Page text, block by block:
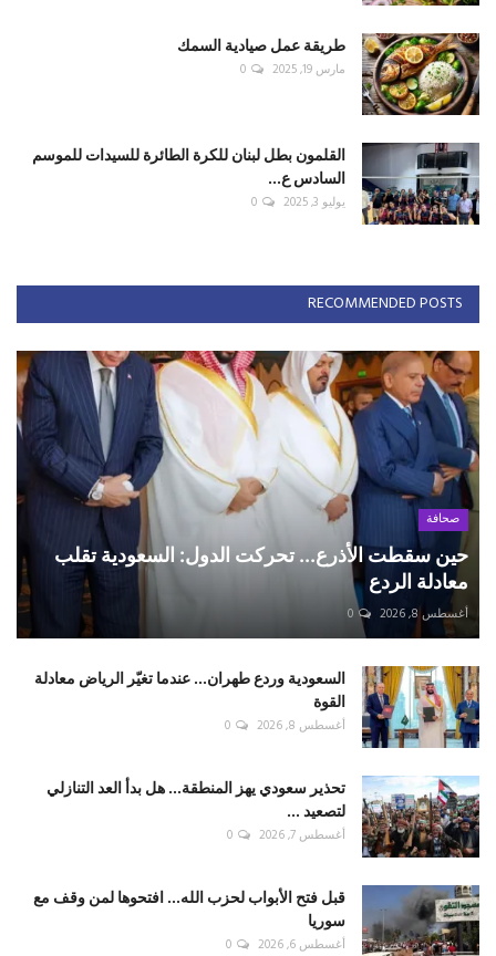
طريقة عمل صيادية السمك
مارس 19, 2025 0
القلمون بطل لبنان للكرة الطائرة للسيدات للموسم
السادس ع...
يوليو 3, 2025 0
RECOMMENDED POSTS
صحافة
حين سقطت الأذرع... تحركت الدول: السعودية تقلب
معادلة الردع
أغسطس 8, 2026 0
السعودية وردع طهران... عندما تغيّر الرياض معادلة
القوة
أغسطس 8, 2026 0
تحذير سعودي يهز المنطقة... هل بدأ العد التنازلي
لتصعيد ...
أغسطس 7, 2026 0
قبل فتح الأبواب لحزب الله... افتحوها لمن وقف مع
سوريا
أغسطس 6, 2026 0